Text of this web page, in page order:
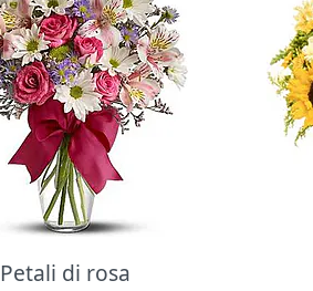
Petali di rosa